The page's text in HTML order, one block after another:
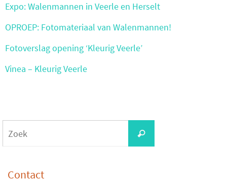
Expo: Walenmannen in Veerle en Herselt
OPROEP: Fotomateriaal van Walenmannen!
Fotoverslag opening ‘Kleurig Veerle’
Vinea – Kleurig Veerle
Zoek
Contact